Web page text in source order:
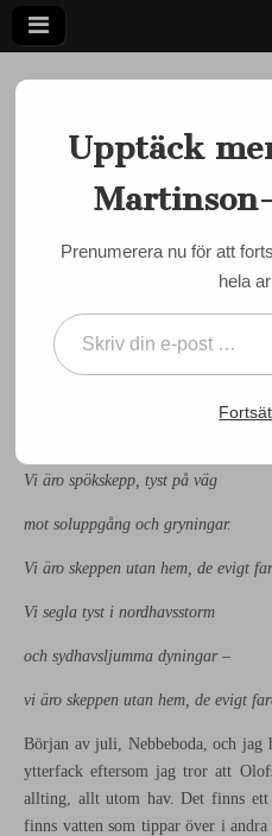
Ett författarskap som
Maja
Månadens
admin•1 oktober, 2015•0
Vi äro spökskepp, tyst på väg
mot soluppgång och gryningar.
Vi äro skeppen utan hem, de evigt
Vi segla tyst i nordhavsstorm
och sydhavsljumma dyningar –
vi äro skeppen utan hem, de evigt
Början av juli, Nebbeboda, och jag
ytterfack eftersom jag tror att
allting, allt utom hav. Det finns ett
finns vatten som tippar över i
Upptäck
Prenumerera nu för att
hela